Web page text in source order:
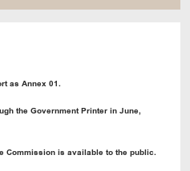
Annex 01.
Government Printer in June,
is available to the public.